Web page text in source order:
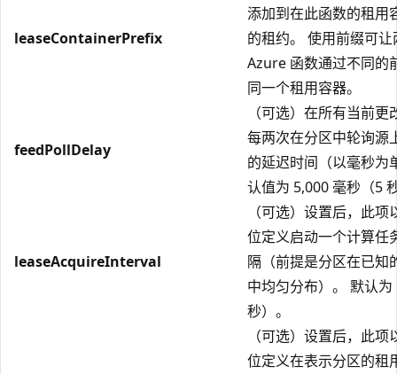
leaseContainerPrefix
添加到在此函数的租用
的租约。 使用前缀可
Azure 函数通过不同的
同一个租用容器。
feedPollDelay
（可选）在所有当前更
每两次在分区中轮询源
的延迟时间（以毫秒为
认值为 5,000 毫秒（5
leaseAcquireInterval
（可选）设置后，此项
位定义启动一个计算任
隔（前提是分区在已知
中均匀分布）。 默认
秒）。
（可选）设置后，此项
位定义在表示分区的租